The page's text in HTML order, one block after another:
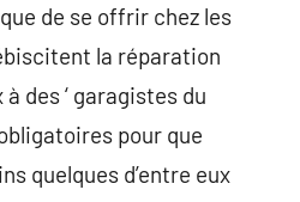
de se offrir chez les
la réparation
des ‘ garagistes du
pour que
quelques d’entre eux